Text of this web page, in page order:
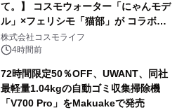
て。】 コスモウォーター「にゃんモデ
ル」×フェリシモ「猫部」が コラボキ
ャンペーンを実施
株式会社コスモライフ
4時間前
72時間限定50％OFF、UWANT、同社
最軽量1.04kgの自動ゴミ収集掃除機
「V700 Pro」をMakuakeで発売